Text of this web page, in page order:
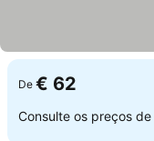
De € 62
Consulte os preços de